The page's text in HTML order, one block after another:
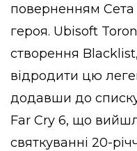
поверненням
героя. Ubisoft
створення
відродити цю
додавши до списку
Far Cry 6, що
святкуванні 20-